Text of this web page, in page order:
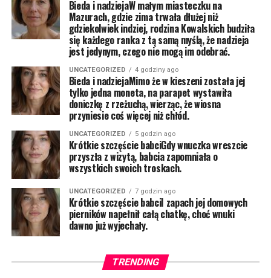
Bieda i nadziejaW małym miasteczku na
Mazurach, gdzie zima trwała dłużej niż
gdziekolwiek indziej, rodzina Kowalskich budziła
się każdego ranka z tą samą myślą, że nadzieja
jest jedynym, czego nie mogą im odebrać.
UNCATEGORIZED 4 godziny ago
Bieda i nadziejaMimo że w kieszeni została jej
tylko jedna moneta, na parapet wystawiła
doniczkę z rzeżuchą, wierząc, że wiosna
przyniesie coś więcej niż chłód.
UNCATEGORIZED 5 godzin ago
Krótkie szczęście babciGdy wnuczka wreszcie
przyszła z wizytą, babcia zapomniała o
wszystkich swoich troskach.
UNCATEGORIZED 7 godzin ago
Krótkie szczęście babciI zapach jej domowych
pierników napełnił całą chatkę, choć wnuki
dawno już wyjechały.
TRENDING